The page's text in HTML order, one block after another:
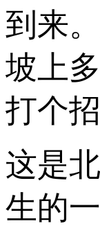
到来
坡上
打个
这是
生的